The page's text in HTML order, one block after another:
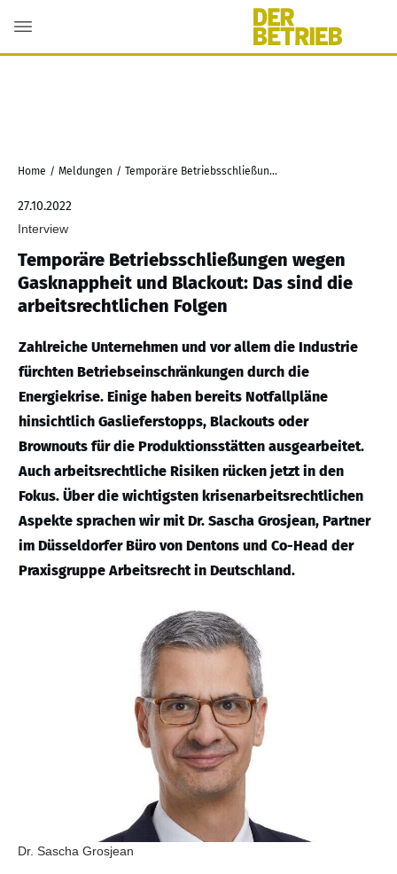
Home / Meldungen / Temporäre Betriebsschließungen wegen Gasknappheit und Blackout: Das sind die arbeitsrechtlichen Folgen
27.10.2022
Interview
Temporäre Betriebsschließungen wegen
Gasknappheit und Blackout: Das sind die
arbeitsrechtlichen Folgen
Zahlreiche Unternehmen und vor allem die Industrie
fürchten Betriebseinschränkungen durch die
Energiekrise. Einige haben bereits Notfallpläne
hinsichtlich Gaslieferstopps, Blackouts oder
Brownouts für die Produktionsstätten ausgearbeitet.
Auch arbeitsrechtliche Risiken rücken jetzt in den
Fokus. Über die wichtigsten krisenarbeitsrechtlichen
Aspekte sprachen wir mit Dr. Sascha Grosjean, Partner
im Düsseldorfer Büro von Dentons und Co-Head der
Praxisgruppe Arbeitsrecht in Deutschland.
Dr. Sascha Grosjean